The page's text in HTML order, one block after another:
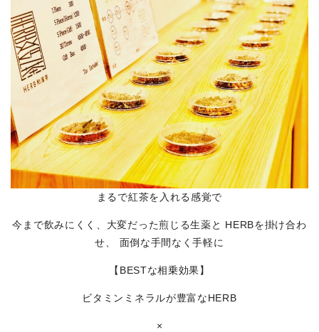
まるで紅茶を入れる感覚で
今まで飲みにくく、大変だった煎じる生薬と HERBを掛け合わ
せ、 面倒な手間なく手軽に
【BESTな相乗効果】
ビタミンミネラルが豊富なHERB
×